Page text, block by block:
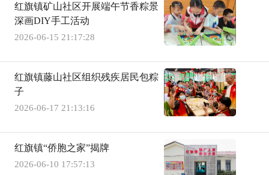
红旗镇矿山社区开展端午节香粽景
深画DIY手工活动
2026-06-15 21:17:28
红旗镇藤山社区组织残疾居民包粽
子
2026-06-17 21:13:16
红旗镇“侨胞之家”揭牌
2026-06-10 17:57:13